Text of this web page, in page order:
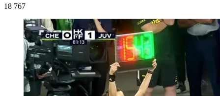
18 767